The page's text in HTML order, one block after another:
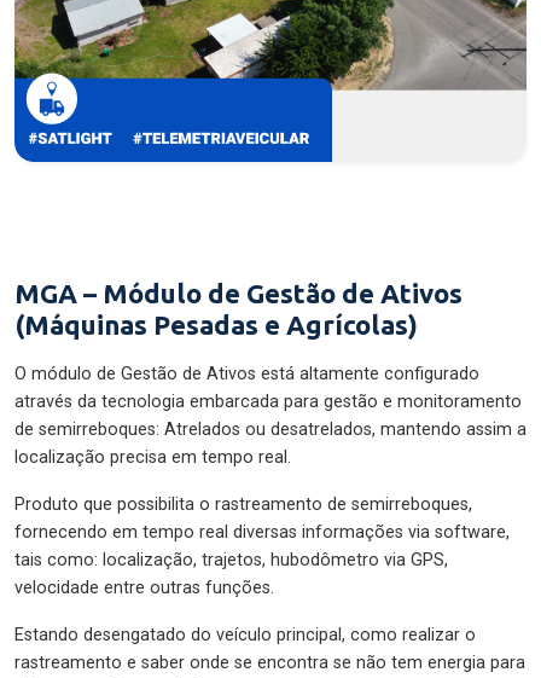
MGA – Módulo de Gestão de Ativos
(Máquinas Pesadas e Agrícolas)
O módulo de Gestão de Ativos está altamente configurado
através da tecnologia embarcada para gestão e monitoramento
de semirreboques: Atrelados ou desatrelados, mantendo assim a
localização precisa em tempo real.
Produto que possibilita o rastreamento de semirreboques,
fornecendo em tempo real diversas informações via software,
tais como: localização, trajetos, hubodômetro via GPS,
velocidade entre outras funções.
Estando desengatado do veículo principal, como realizar o
rastreamento e saber onde se encontra se não tem energia para